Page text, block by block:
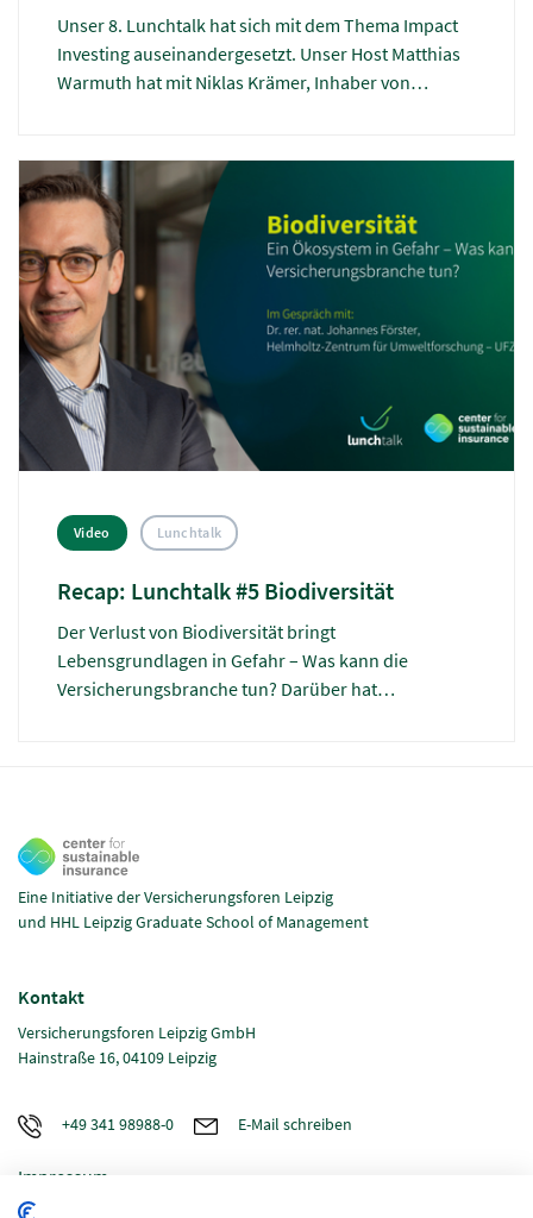
Unser 8. Lunchtalk hat sich mit dem Thema Impact
Investing auseinandergesetzt. Unser Host Matthias
Warmuth hat mit Niklas Krämer, Inhaber von
Investing in der Finanzwelt und die Rolle der
Versicherungswirtschaft im Wandel zu einer
nachhaltigeren und gerechteren Wirtschaft
gesprochen. Hier fassen wir euch noch einmal die
wichtigsten Erkenntnisse zusammen.
Video Lunchtalk
Recap: Lunchtalk #5 Biodiversität
Der Verlust von Biodiversität bringt
Lebensgrundlagen in Gefahr – Was kann die
Versicherungsbranche tun? Darüber hat
euch die wichtigsten Erkenntnisse zusammen.
Eine Initiative der Versicherungsforen Leipzig
und HHL Leipzig Graduate School of Management
Kontakt
Versicherungsforen Leipzig GmbH
Hainstraße 16, 04109 Leipzig
+49 341 98988-0 E-Mail schreiben
Impressum